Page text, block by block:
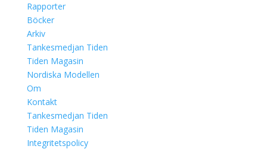
Rapporter
Böcker
Arkiv
Tankesmedjan Tiden
Tiden Magasin
Nordiska Modellen
Om
Kontakt
Tankesmedjan Tiden
Tiden Magasin
Integritetspolicy